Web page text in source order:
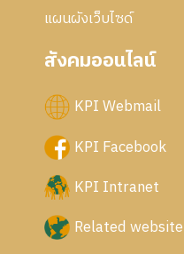
แผนผังเว็บไซด์
สังคมออนไลน์
KPI Webmail
KPI Facebook
KPI Intranet
Related website